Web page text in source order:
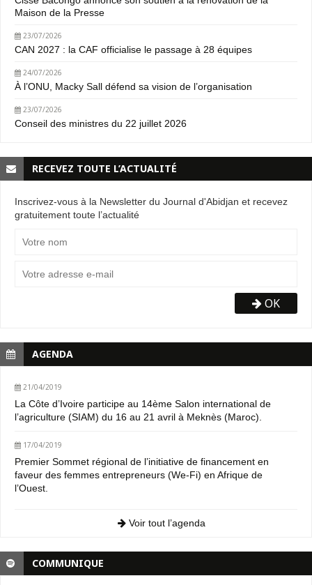
Maison de la Presse
23/07/2026
CAN 2027 : la CAF officialise le passage à 28 équipes
24/07/2026
À l’ONU, Macky Sall défend sa vision de l’organisation
23/07/2026
Conseil des ministres du 22 juillet 2026
RECEVEZ TOUTE L’ACTUALITÉ
Inscrivez-vous à la Newsletter du Journal d'Abidjan et recevez
gratuitement toute l’actualité
OK
AGENDA
21/04/2019
La Côte d’Ivoire participe au 14ème Salon international de
l’agriculture (SIAM) du 16 au 21 avril à Meknès (Maroc).
17/04/2019
Premier Sommet régional de l’initiative de financement en
faveur des femmes entrepreneurs (We-Fi) en Afrique de
l’Ouest.
Voir tout l’agenda
COMMUNIQUE